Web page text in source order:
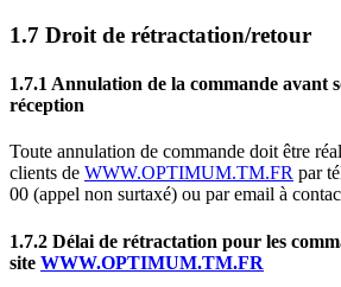
1.7 Droit de rétractation/retour
1.7.1 Annulation de la commande avant
réception
Toute annulation de commande doit être
clients de WWW.OPTIMUM.TM.FR par
00 (appel non surtaxé) ou par email à
1.7.2 Délai de rétractation pour les
site WWW.OPTIMUM.TM.FR